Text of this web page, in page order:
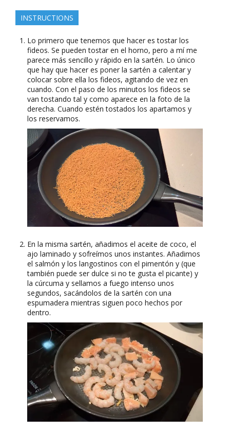
INSTRUCTIONS
Lo primero que tenemos que hacer es tostar los
fideos. Se pueden tostar en el horno, pero a mí me
parece más sencillo y rápido en la sartén. Lo único
que hay que hacer es poner la sartén a calentar y
colocar sobre ella los fideos, agitando de vez en
cuando. Con el paso de los minutos los fideos se
van tostando tal y como aparece en la foto de la
derecha. Cuando estén tostados los apartamos y
los reservamos.
En la misma sartén, añadimos el aceite de coco, el
ajo laminado y sofreímos unos instantes. Añadimos
el salmón y los langostinos con el pimentón y (que
también puede ser dulce si no te gusta el picante) y
la cúrcuma y sellamos a fuego intenso unos
segundos, sacándolos de la sartén con una
espumadera mientras siguen poco hechos por
dentro.